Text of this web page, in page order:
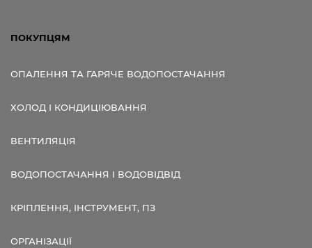
ПОКУПЦЯМ
ОПАЛЕННЯ ТА ГАРЯЧЕ ВОДОПОСТАЧАННЯ
ХОЛОД І КОНДИЦІЮВАННЯ
ВЕНТИЛЯЦІЯ
ВОДОПОСТАЧАННЯ І ВОДОВІДВІД
КРІПЛЕННЯ, ІНСТРУМЕНТ, ПЗ
ОРГАНІЗАЦІЇ